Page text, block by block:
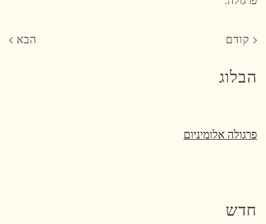
קודם הבא
הבלוג
פרגולה אלומיניום
חדש